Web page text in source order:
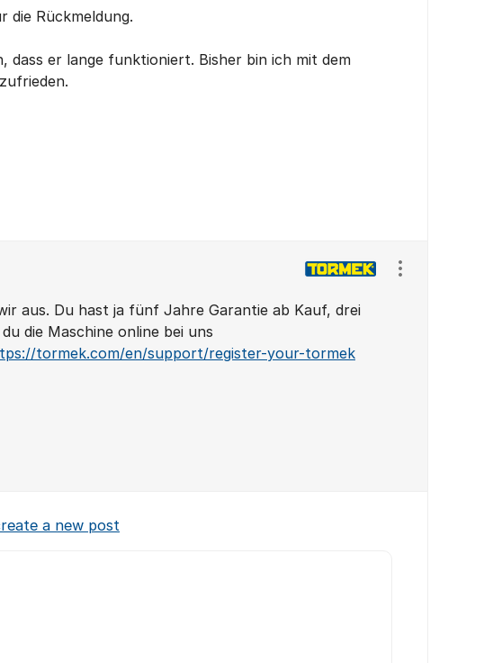
die Rückmeldung.
dass er lange funktioniert. Bisher bin ich mit dem
aus. Du hast ja fünf Jahre Garantie ab Kauf, drei
die Maschine online bei uns
tormek.com/en/support/register-your-tormek
Show/hide
a new post